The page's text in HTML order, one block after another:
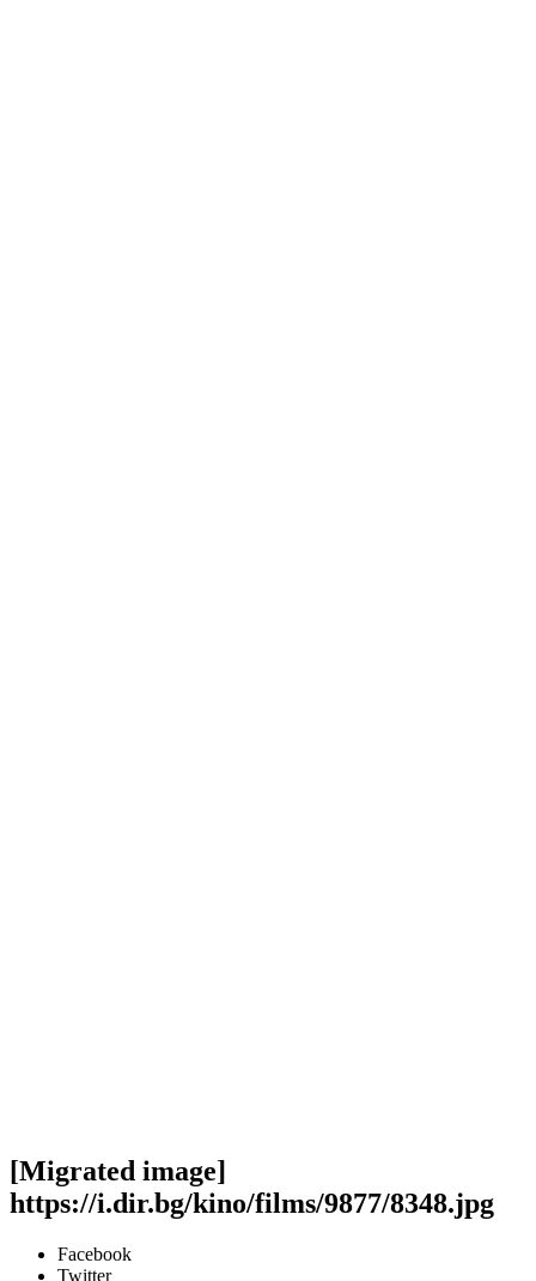
[Migrated image]
https://i.dir.bg/kino/films/9877/8348.jpg
Facebook
Twitter